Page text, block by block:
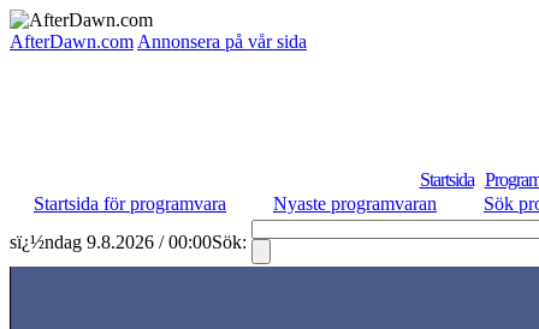
AfterDawn.com Annonsera på vår sida
Startsida
Startsida för programvara
Nyaste programvaran
Sök
sï¿½ndag 9.8.2026 / 00:00Sök: